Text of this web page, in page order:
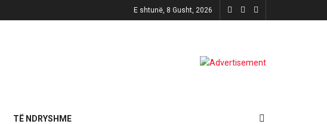
E shtunë, 8 Gusht, 2026
TË NDRYSHME